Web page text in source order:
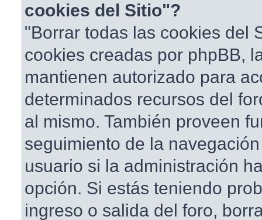
cookies del Sitio"?
"Borrar todas las cookies del
cookies creadas por phpBB,
mantienen autorizado para
determinados recursos del
al mismo. También proveen
seguimiento de la
usuario si la administración
opción. Si estás teniendo
ingreso o salida del foro,